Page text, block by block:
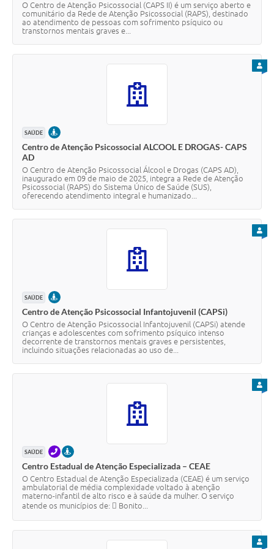
O Centro de Atenção Psicossocial (CAPS II) é um serviço aberto e
comunitário da Rede de Atenção Psicossocial (RAPS), destinado
ao atendimento de pessoas com sofrimento psíquico ou
transtornos mentais graves e...
SAÚDE PRESENCIAL
Centro de Atenção Psicossocial ALCOOL E DROGAS- CAPS
AD
O Centro de Atenção Psicossocial Álcool e Drogas (CAPS AD),
inaugurado em 09 de maio de 2025, integra a Rede de Atenção
Psicossocial (RAPS) do Sistema Único de Saúde (SUS),
oferecendo atendimento integral e humanizado...
SAÚDE PRESENCIAL
Centro de Atenção Psicossocial Infantojuvenil (CAPSi)
O Centro de Atenção Psicossocial Infantojuvenil (CAPSi) atende
crianças e adolescentes com sofrimento psíquico intenso
decorrente de transtornos mentais graves e persistentes,
incluindo situações relacionadas ao uso de...
SAÚDE TELEFONEPRESENCIAL
Centro Estadual de Atenção Especializada – CEAE
O Centro Estadual de Atenção Especializada (CEAE) é um serviço
ambulatorial de média complexidade voltado à atenção
materno-infantil de alto risco e à saúde da mulher. O serviço
atende os municípios de:  Bonito...